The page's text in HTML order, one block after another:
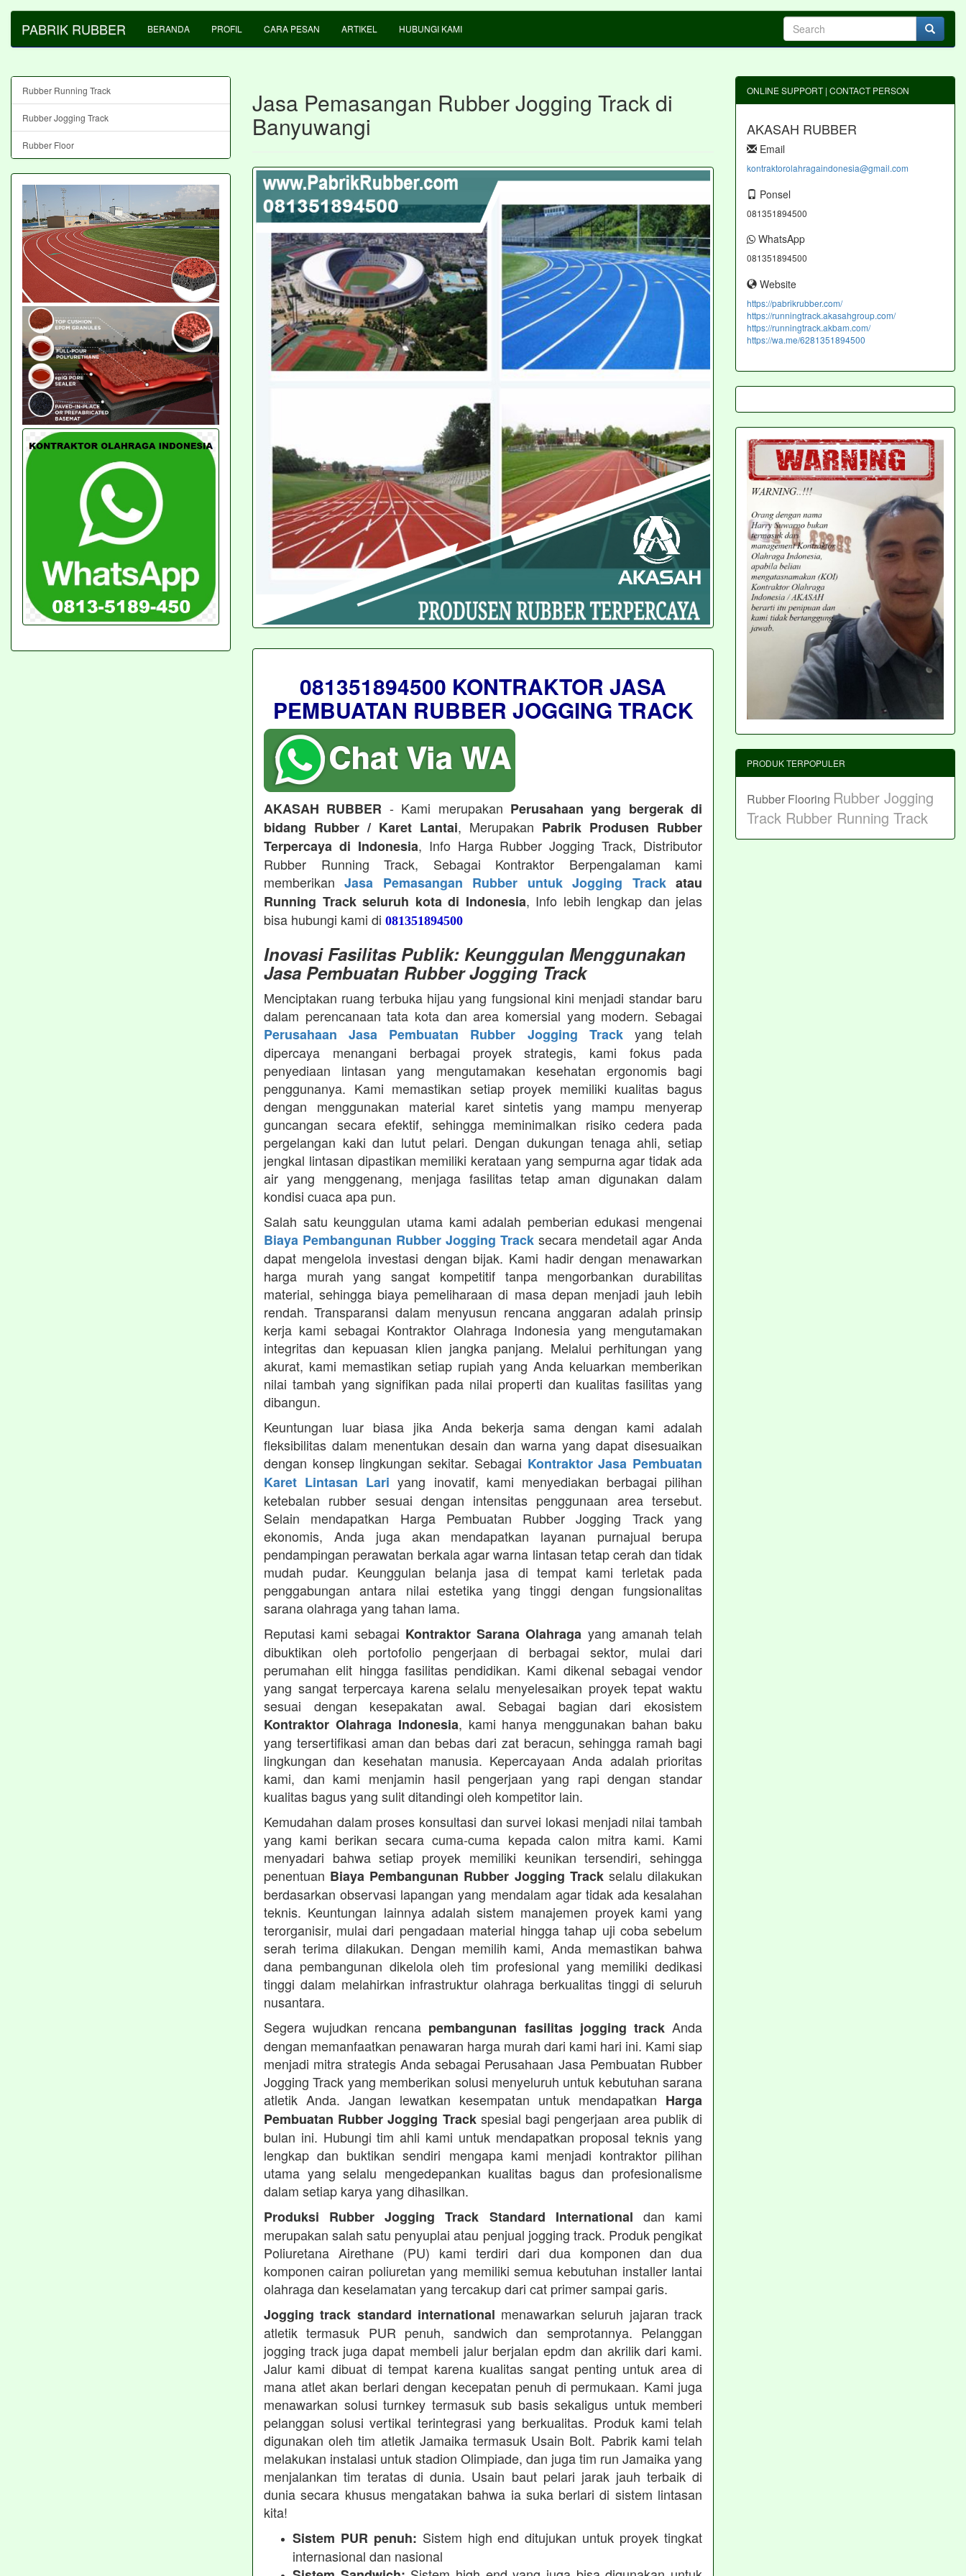
PABRIK RUBBER BERANDA PROFIL CARA PESAN ARTIKEL HUBUNGI KAMI
Jasa Pemasangan Rubber Jogging Track di
Banyuwangi
081351894500 KONTRAKTOR JASA
PEMBUATAN RUBBER JOGGING TRACK
AKASAH RUBBER - Kami merupakan Perusahaan yang bergerak di
bidang Rubber / Karet Lantai, Merupakan Pabrik Produsen Rubber
Terpercaya di Indonesia, Info Harga Rubber Jogging Track, Distributor
Rubber Running Track, Sebagai Kontraktor Berpengalaman kami
memberikanJasa Pemasangan Rubber untuk Jogging Trackatau
Running Track seluruh kota di Indonesia, Info lebih lengkap dan jelas
bisa hubungi kami di 081351894500
Inovasi Fasilitas Publik: Keunggulan Menggunakan
Jasa Pembuatan Rubber Jogging Track
Menciptakan ruang terbuka hijau yang fungsional kini menjadi standar baru
dalam perencanaan tata kota dan area komersial yang modern. Sebagai
Perusahaan Jasa Pembuatan Rubber Jogging Trackyang telah
dipercaya menangani berbagai proyek strategis, kami fokus pada
penyediaan lintasan yang mengutamakan kesehatan ergonomis bagi
penggunanya. Kami memastikan setiap proyek memiliki kualitas bagus
dengan menggunakan material karet sintetis yang mampu menyerap
guncangan secara efektif, sehingga meminimalkan risiko cedera pada
pergelangan kaki dan lutut pelari. Dengan dukungan tenaga ahli, setiap
jengkal lintasan dipastikan memiliki kerataan yang sempurna agar tidak ada
air yang menggenang, menjaga fasilitas tetap aman digunakan dalam
kondisi cuaca apa pun.
Salah satu keunggulan utama kami adalah pemberian edukasi mengenai
Biaya Pembangunan Rubber Jogging Track secara mendetail agar Anda
dapat mengelola investasi dengan bijak. Kami hadir dengan menawarkan
harga murah yang sangat kompetitif tanpa mengorbankan durabilitas
material, sehingga biaya pemeliharaan di masa depan menjadi jauh lebih
rendah. Transparansi dalam menyusun rencana anggaran adalah prinsip
kerja kami sebagai Kontraktor Olahraga Indonesia yang mengutamakan
integritas dan kepuasan klien jangka panjang. Melalui perhitungan yang
akurat, kami memastikan setiap rupiah yang Anda keluarkan memberikan
nilai tambah yang signifikan pada nilai properti dan kualitas fasilitas yang
dibangun.
Keuntungan luar biasa jika Anda bekerja sama dengan kami adalah
fleksibilitas dalam menentukan desain dan warna yang dapat disesuaikan
dengan konsep lingkungan sekitar. Sebagai Kontraktor Jasa Pembuatan
Karet Lintasan Lari yang inovatif, kami menyediakan berbagai pilihan
ketebalan rubber sesuai dengan intensitas penggunaan area tersebut.
Selain mendapatkan Harga Pembuatan Rubber Jogging Track yang
ekonomis, Anda juga akan mendapatkan layanan purnajual berupa
pendampingan perawatan berkala agar warna lintasan tetap cerah dan tidak
mudah pudar. Keunggulan belanja jasa di tempat kami terletak pada
penggabungan antara nilai estetika yang tinggi dengan fungsionalitas
sarana olahraga yang tahan lama.
Reputasi kami sebagai Kontraktor Sarana Olahraga yang amanah telah
dibuktikan oleh portofolio pengerjaan di berbagai sektor, mulai dari
perumahan elit hingga fasilitas pendidikan. Kami dikenal sebagai vendor
yang sangat terpercaya karena selalu menyelesaikan proyek tepat waktu
sesuai dengan kesepakatan awal. Sebagai bagian dari ekosistem
Kontraktor Olahraga Indonesia, kami hanya menggunakan bahan baku
yang tersertifikasi aman dan bebas dari zat beracun, sehingga ramah bagi
lingkungan dan kesehatan manusia. Kepercayaan Anda adalah prioritas
kami, dan kami menjamin hasil pengerjaan yang rapi dengan standar
kualitas bagus yang sulit ditandingi oleh kompetitor lain.
Kemudahan dalam proses konsultasi dan survei lokasi menjadi nilai tambah
yang kami berikan secara cuma-cuma kepada calon mitra kami. Kami
menyadari bahwa setiap proyek memiliki keunikan tersendiri, sehingga
penentuan Biaya Pembangunan Rubber Jogging Trackselalu dilakukan
berdasarkan observasi lapangan yang mendalam agar tidak ada kesalahan
teknis. Keuntungan lainnya adalah sistem manajemen proyek kami yang
terorganisir, mulai dari pengadaan material hingga tahap uji coba sebelum
serah terima dilakukan. Dengan memilih kami, Anda memastikan bahwa
dana pembangunan dikelola oleh tim profesional yang memiliki dedikasi
tinggi dalam melahirkan infrastruktur olahraga berkualitas tinggi di seluruh
nusantara.
Segera wujudkan rencana pembangunan fasilitas jogging trackAnda
dengan memanfaatkan penawaran harga murah dari kami hari ini. Kami siap
menjadi mitra strategis Anda sebagai Perusahaan Jasa Pembuatan Rubber
Jogging Track yang memberikan solusi menyeluruh untuk kebutuhan sarana
atletik Anda. Jangan lewatkan kesempatan untuk mendapatkan Harga
Pembuatan Rubber Jogging Trackspesial bagi pengerjaan area publik di
bulan ini. Hubungi tim ahli kami untuk mendapatkan proposal teknis yang
lengkap dan buktikan sendiri mengapa kami menjadi kontraktor pilihan
utama yang selalu mengedepankan kualitas bagus dan profesionalisme
dalam setiap karya yang dihasilkan.
Produksi Rubber Jogging Track Standard International dan kami
merupakan salah satu penyuplai atau penjual jogging track. Produk pengikat
Poliuretana Airethane (PU) kami terdiri dari dua komponen dan dua
komponen cairan poliuretan yang memiliki semua kebutuhan installer lantai
olahraga dan keselamatan yang tercakup dari cat primer sampai garis.
Jogging track standard international menawarkan seluruh jajaran track
atletik termasuk PUR penuh, sandwich dan semprotannya. Pelanggan
jogging track juga dapat membeli jalur berjalan epdm dan akrilik dari kami.
Jalur kami dibuat di tempat karena kualitas sangat penting untuk area di
mana atlet akan berlari dengan kecepatan penuh di permukaan. Kami juga
menawarkan solusi turnkey termasuk sub basis sekaligus untuk memberi
pelanggan solusi vertikal terintegrasi yang berkualitas. Produk kami telah
digunakan oleh tim atletik Jamaika termasuk Usain Bolt. Pabrik kami telah
melakukan instalasi untuk stadion Olimpiade, dan juga tim run Jamaika yang
menjalankan tim teratas di dunia. Usain baut pelari jarak jauh terbaik di
dunia secara khusus mengatakan bahwa ia suka berlari di sistem lintasan
kita!
Sistem PUR penuh: Sistem high end ditujukan untuk proyek tingkat
internasional dan nasional
Rubber Running Track
Rubber Jogging Track
Rubber Floor
ONLINE SUPPORT | CONTACT PERSON
AKASAH RUBBER
Email
kontraktorolahragaindonesia@gmail.com
Ponsel
081351894500
WhatsApp
081351894500
Website
https://pabrikrubber.com/
https://runningtrack.akasahgroup.com/
https://runningtrack.akbam.com/
https://wa.me/6281351894500
PRODUK TERPOPULER
Rubber Flooring Rubber Jogging
Track Rubber Running Track